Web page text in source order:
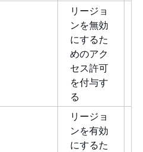
リージョ
ンを無効
にするた
めのアク
セス許可
を付与す
る
リージョ
ンを有効
にするた